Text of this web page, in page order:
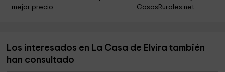
6,3 km
Fundación Virgen de los Reyes
mejor precio.
CasasRurales.net
Los interesados en La Casa de Elvira también
han consultado